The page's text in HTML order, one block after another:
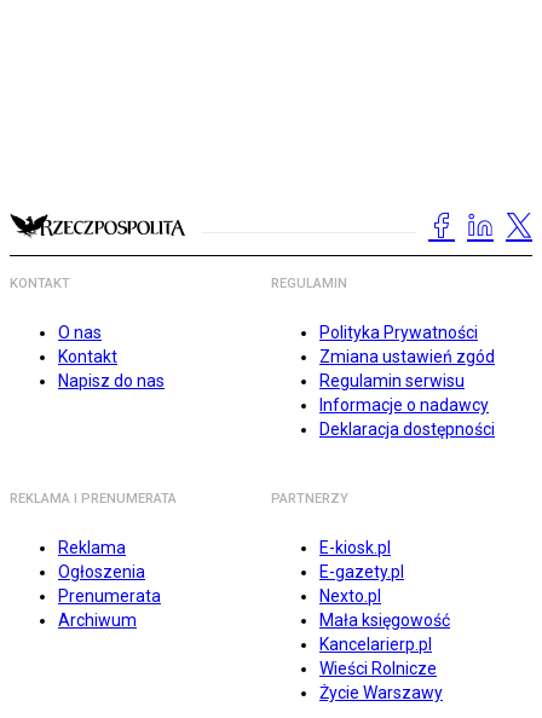
KONTAKT
O nas
Kontakt
Napisz do nas
REGULAMIN
Polityka Prywatności
Zmiana ustawień zgód
Regulamin serwisu
Informacje o nadawcy
Deklaracja dostępności
REKLAMA I PRENUMERATA
Reklama
Ogłoszenia
Prenumerata
Archiwum
PARTNERZY
E-kiosk.pl
E-gazety.pl
Nexto.pl
Mała księgowość
Kancelarierp.pl
Wieści Rolnicze
Życie Warszawy